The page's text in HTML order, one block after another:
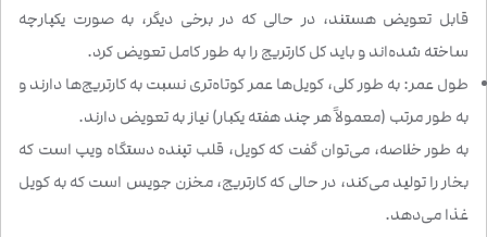
قابل تعویض هستند، در حالی که در برخی دیگر، به صورت یکپارچه
ساخته شده‌اند و باید کل کارتریج را به طور کامل تعویض کرد.
طول عمر: به طور کلی، کویل‌ها عمر کوتاه‌تری نسبت به کارتریج‌ها دارند و
به طور مرتب (معمولاً هر چند هفته یکبار) نیاز به تعویض دارند.
به طور خلاصه، می‌توان گفت که کویل، قلب تپنده دستگاه ویپ است که
بخار را تولید می‌کند، در حالی که کارتریج، مخزن جویس است که به کویل
غذا می‌دهد.